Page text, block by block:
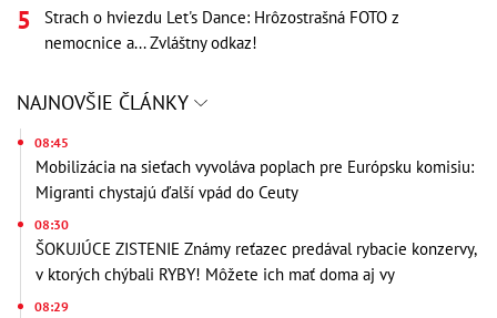
Strach o hviezdu Let's Dance: Hrôzostrašná FOTO z
nemocnice a... Zvláštny odkaz!
NAJNOVŠIE ČLÁNKY
08:45
Mobilizácia na sieťach vyvoláva poplach pre Európsku komisiu:
Migranti chystajú ďalší vpád do Ceuty
08:30
ŠOKUJÚCE ZISTENIE Známy reťazec predával rybacie konzervy,
v ktorých chýbali RYBY! Môžete ich mať doma aj vy
08:29